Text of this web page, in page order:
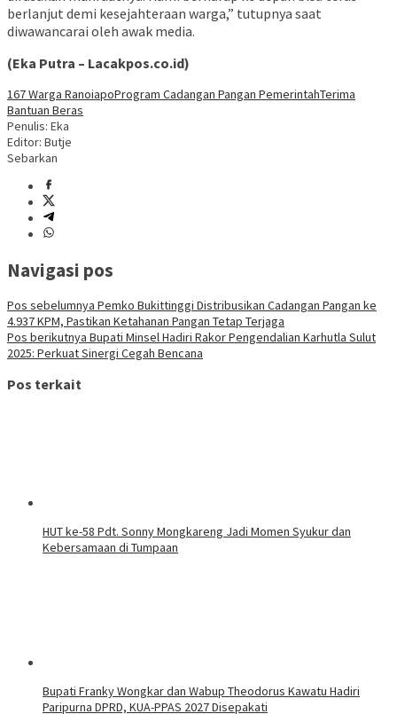
berlanjut demi kesejahteraan warga,” tutupnya saat
diwawancarai oleh awak media.
(Eka Putra – Lacakpos.co.id)
167 Warga RanoiapoProgram Cadangan Pangan PemerintahTerima
Bantuan Beras
Penulis: Eka
Editor: Butje
Sebarkan
Navigasi pos
Pos sebelumnya Pemko Bukittinggi Distribusikan Cadangan Pangan ke
4.937 KPM, Pastikan Ketahanan Pangan Tetap Terjaga
Pos berikutnya Bupati Minsel Hadiri Rakor Pengendalian Karhutla Sulut
2025: Perkuat Sinergi Cegah Bencana
Pos terkait
HUT ke-58 Pdt. Sonny Mongkareng Jadi Momen Syukur dan
Kebersamaan di Tumpaan
Bupati Franky Wongkar dan Wabup Theodorus Kawatu Hadiri
Paripurna DPRD, KUA-PPAS 2027 Disepakati